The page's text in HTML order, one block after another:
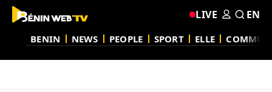
BENIN NEWS PEOPLE SPORT ELLE
LIVE EN